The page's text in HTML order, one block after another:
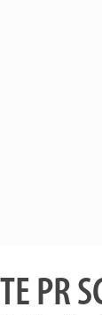
PR